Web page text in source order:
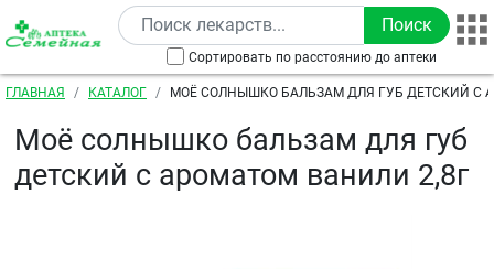
Перейти к основному содержанию
Сортировать по расстоянию до аптеки
Строка навигации
ГЛАВНАЯ КАТАЛОГ
МОЁ СОЛНЫШКО БАЛЬЗАМ ДЛЯ ГУБ ДЕТСКИЙ С
Моё солнышко бальзам для губ
детский с ароматом ванили 2,8г